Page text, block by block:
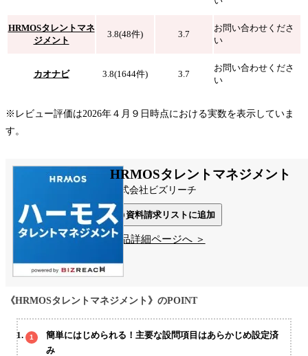
HRMOSタレントマネ
ジメント
3.8(48件) 3.7
お問い合わせくださ
い
カオナビ 3.8(1644件) 3.7
お問い合わせくださ
い
※レビュー評価は2026年４月９日時点における実数を表示していま
す。
HRMOSタレントマネジメント
株式会社ビズリーチ
資料請求リストに追加
製品詳細ページへ ＞
《HRMOSタレントマネジメント》のPOINT
簡単にはじめられる！主要な設問項目はあらかじめ設定済
み